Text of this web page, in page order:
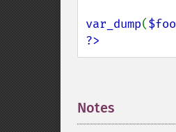
var_dump($foo
?>
Notes